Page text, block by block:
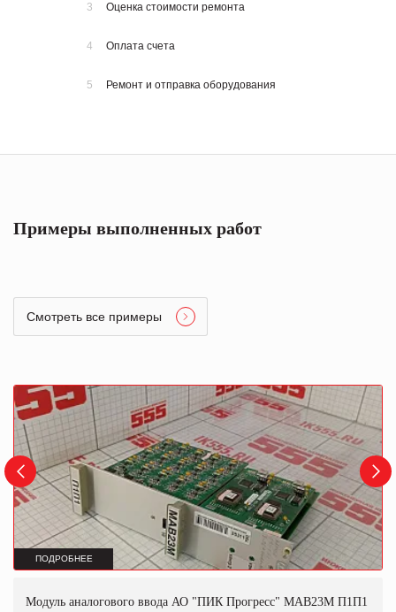
3 Оценка стоимости ремонта
4 Оплата счета
5 Ремонт и отправка оборудования
Примеры выполненных работ
Смотреть все примеры
ПОДРОБНЕЕ
Модуль аналогового ввода АО "ПИК Прогресс" МАВ23М П1П1